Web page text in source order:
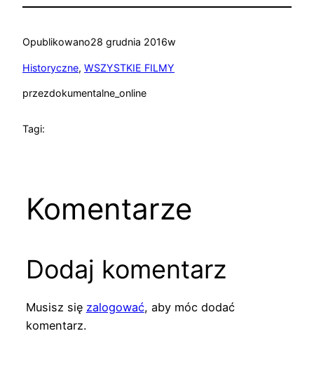
Opublikowano28 grudnia 2016w
Historyczne, WSZYSTKIE FILMY
przezdokumentalne_online
Tagi:
Komentarze
Dodaj komentarz
Musisz się zalogować, aby móc dodać
komentarz.